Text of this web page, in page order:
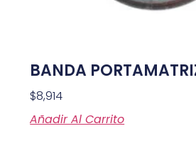
BANDA
$8,914
Añadir Al Carrito